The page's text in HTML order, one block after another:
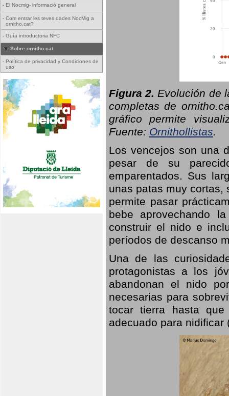
- El Nocmig- informació general
- Com entrar les teves dades NocMig a
ornitho.cat?
- Guía introductoria NFC
Sobre ornitho.cat
- Política de privacidad y Condiciones de
uso
Figura 2. Evolución de
completas de
gráfico permite
Fuente: Ornithollistas.
Los vencejos son una
pesar de su
emparentados. Sus
unas patas muy cortas,
permite pasar
bebe aprovechando
construir el nido e
períodos de descanso
Una de las
protagonistas a los
abandonan el nido
necesarias para
tocar tierra hasta
adecuado para nidificar